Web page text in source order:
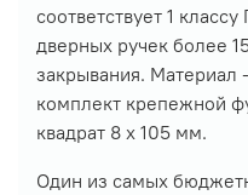
соответствует 1
дверных ручек более
закрывания.
комплект крепежной
квадрат 8 x 105 мм.
Один из самых